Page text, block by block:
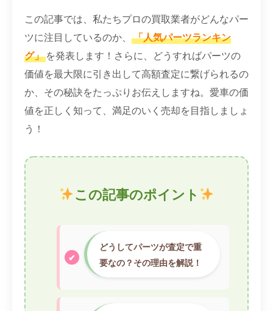
この記事では、私たちプロの買取業者がどんなパー
ツに注目しているのか、
「人気パーツランキン
グ」 を発表します！さらに、どうすればパーツの
価値を最大限に引き出して高額査定に繋げられるの
か、その秘訣をたっぷりお伝えしますね。愛車の価
値を正しく知って、満足のいく売却を目指しましょ
う！
この記事のポイント
どうしてパーツが査定で重
要なの？その理由を解説！